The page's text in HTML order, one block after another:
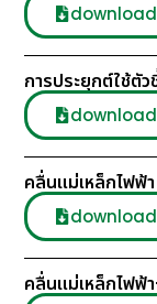
download
การประยุกต์ใช้ตั
download
คลื่นแม่เหล็กไฟฟ้
download
คลื่นแม่เหล็กไฟฟ้